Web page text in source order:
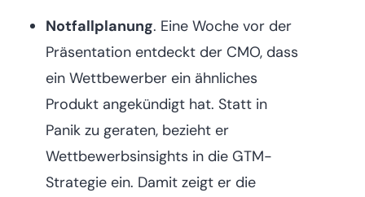
Notfallplanung. Eine Woche vor der
Präsentation entdeckt der CMO, dass
ein Wettbewerber ein ähnliches
Produkt angekündigt hat. Statt in
Panik zu geraten, bezieht er
Wettbewerbsinsights in die GTM-
Strategie ein. Damit zeigt er die